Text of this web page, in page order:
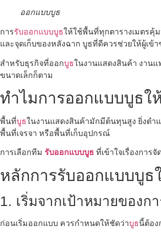
ออกแบบบูธ
การรับออกแบบบูธให้ใช้พื้นที่ทุกตารางเมตรคุ้
และจุดเก็บของหลังฉาก บูธที่ดีควรช่วยให้ผู้เข้
สำหรับธุรกิจที่ออกบูธในงานแสดงสินค้า งานแ
ขนาดเล็กก็ตาม
ทำไมการออกแบบบูธ
พื้นที่บูธในงานแสดงสินค้ามักมีต้นทุนสูง ยิ่งตำ
พื้นที่เจรจา หรือพื้นที่เก็บอุปกรณ์
การเลือกทีม รับออกแบบบูธ ที่เข้าใจเรื่องการ
หลักการรับออกแบบบู
1. เริ่มจากเป้าหมายของก
ก่อนเริ่มออกแบบ ควรกำหนดให้ชัดว่าบูธนี้ต้อง